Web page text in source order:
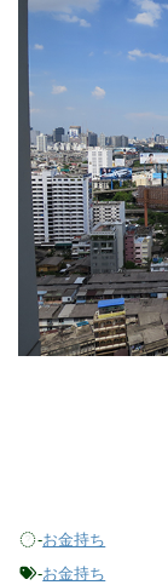
-お金持ち
-お金持ち